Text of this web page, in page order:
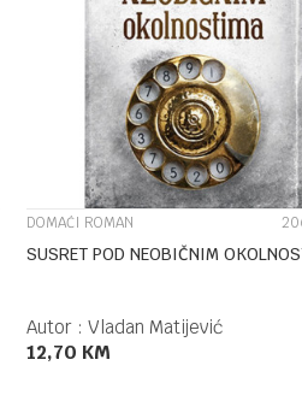
UPOREDI
DOMAĆI ROMAN
SUSRET POD NEOBIČNIM
Autor : Vladan Matijević
12,70 KM